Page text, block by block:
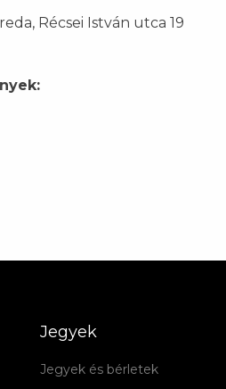
Récsei István utca 19
Jegyek
Jegyek és bérletek